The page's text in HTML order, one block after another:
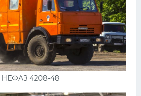
НЕФАЗ 4208-48